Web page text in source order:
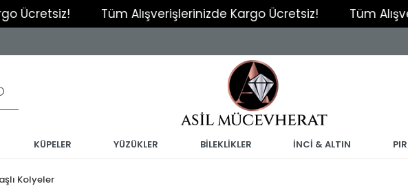
Tüm Alışverişlerinizde Kargo Ücretsiz! Tüm
KÜPELER YÜZÜKLER BİLEKLİKLER İNCİ & ALTIN
Kolyeler